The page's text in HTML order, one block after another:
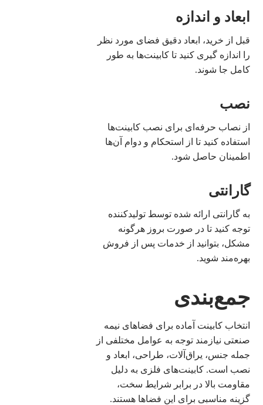
ابعاد و اندازه
قبل از خرید، ابعاد دقیق فضای مورد نظر
را اندازه گیری کنید تا کابینت‌ها به طور
کامل جا شوند.
نصب
از نصاب حرفه‌ای برای نصب کابینت‌ها
استفاده کنید تا از استحکام و دوام آن‌ها
اطمینان حاصل شود.
گارانتی
به گارانتی ارائه شده توسط تولیدکننده
توجه کنید تا در صورت بروز هرگونه
مشکل، بتوانید از خدمات پس از فروش
بهره‌مند شوید.
جمع‌بندی
انتخاب کابینت آماده برای فضاهای نیمه
صنعتی نیازمند توجه به عوامل مختلفی از
جمله جنس، یراق‌آلات، طراحی، ابعاد و
نصب است. کابینت‌های فلزی به دلیل
مقاومت بالا در برابر شرایط سخت،
گزینه مناسبی برای این فضاها هستند.